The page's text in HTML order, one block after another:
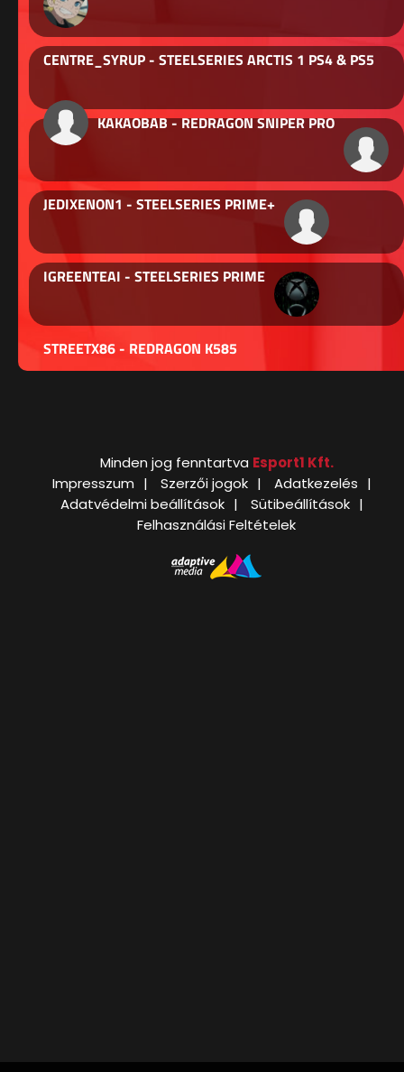
CENTRE_SYRUP - STEELSERIES ARCTIS 1 PS4 & PS5
KAKAOBAB - REDRAGON SNIPER PRO
JEDIXENON1 - STEELSERIES PRIME+
IGREENTEAI - STEELSERIES PRIME
STREETX86 - REDRAGON K585
Minden jog fenntartva Esport1 Kft.
Impresszum
Szerzői jogok
Adatkezelés
Adatvédelmi beállítások
Sütibeállítások
Felhasználási Feltételek